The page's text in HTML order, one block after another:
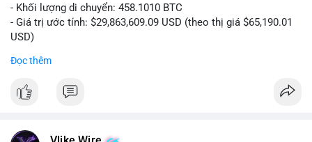
- Khối lượng di chuyển: 458.1010 BTC
- Giá trị ước tính: $29,863,609.09 USD (theo thị giá $65,190.01
USD)
Khối lượng 458 BTC trị giá gần 30 triệu USD được di chuyển
coin này mà không tách nhỏ thành nhiều giao dịch cho thấy
Đọc thêm